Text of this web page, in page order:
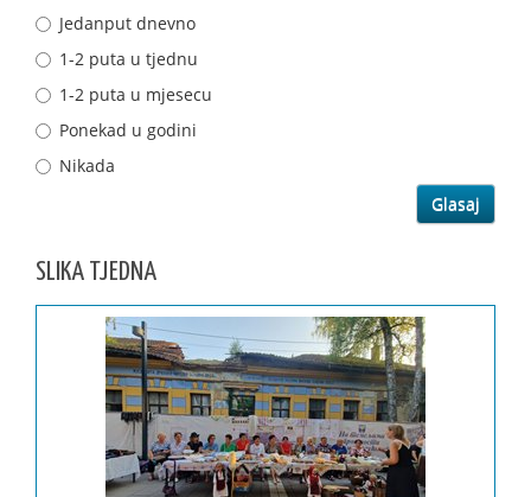
Jedanput dnevno
1-2 puta u tjednu
1-2 puta u mjesecu
Ponekad u godini
Nikada
SLIKA TJEDNA